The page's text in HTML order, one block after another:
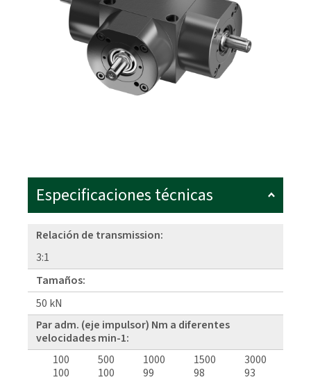
Especificaciones técnicas
Relación de transmission:
3:1
Tamaños:
50 kN
Par adm. (eje impulsor) Nm a diferentes
velocidades min-1:
100
100
500
100
1000
99
1500
98
3000
93